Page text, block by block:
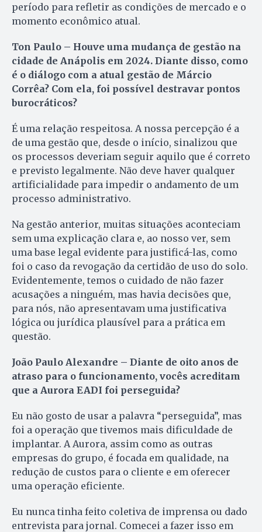
período para refletir as condições de mercado e o
momento econômico atual.
Ton Paulo – Houve uma mudança de gestão na
cidade de Anápolis em 2024. Diante disso, como
é o diálogo com a atual gestão de Márcio
Corrêa? Com ela, foi possível destravar pontos
burocráticos?
É uma relação respeitosa. A nossa percepção é a
de uma gestão que, desde o início, sinalizou que
os processos deveriam seguir aquilo que é correto
e previsto legalmente. Não deve haver qualquer
artificialidade para impedir o andamento de um
processo administrativo.
Na gestão anterior, muitas situações aconteciam
sem uma explicação clara e, ao nosso ver, sem
uma base legal evidente para justificá-las, como
foi o caso da revogação da certidão de uso do solo.
Evidentemente, temos o cuidado de não fazer
acusações a ninguém, mas havia decisões que,
para nós, não apresentavam uma justificativa
lógica ou jurídica plausível para a prática em
questão.
João Paulo Alexandre – Diante de oito anos de
atraso para o funcionamento, vocês acreditam
que a Aurora EADI foi perseguida?
Eu não gosto de usar a palavra “perseguida”, mas
foi a operação que tivemos mais dificuldade de
implantar. A Aurora, assim como as outras
empresas do grupo, é focada em qualidade, na
redução de custos para o cliente e em oferecer
uma operação eficiente.
Eu nunca tinha feito coletiva de imprensa ou dado
entrevista para jornal. Comecei a fazer isso em